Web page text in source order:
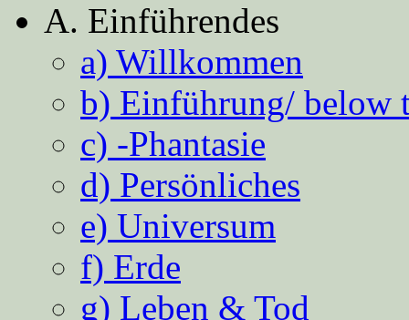
A. Einführendes
a) Willkommen
b) Einführung/ below
c) -Phantasie
d) Persönliches
e) Universum
f) Erde
g) Leben & Tod